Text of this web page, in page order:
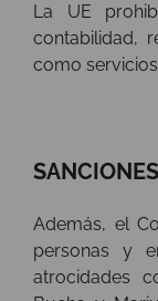
La UE
contabilidad,
como
Además, el
personas y
atrocidades